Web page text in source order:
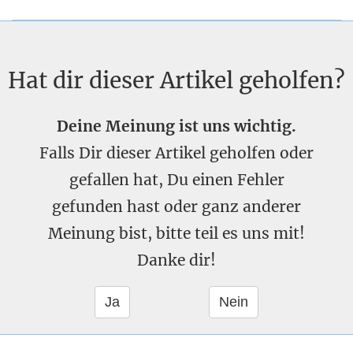
Hat dir dieser Artikel geholfen?
Deine Meinung ist uns wichtig.
Falls Dir dieser Artikel geholfen oder
gefallen hat, Du einen Fehler
gefunden hast oder ganz anderer
Meinung bist, bitte teil es uns mit!
Danke dir!